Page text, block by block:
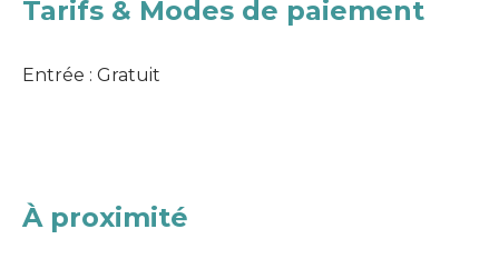
Tarifs & Modes de paiement
Entrée : Gratuit
À proximité